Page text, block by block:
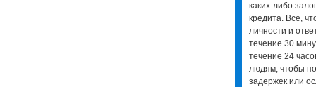
каких-либо
кредита. Все,
личности и
течение 30
течение 24
людям, чтобы
задержек или